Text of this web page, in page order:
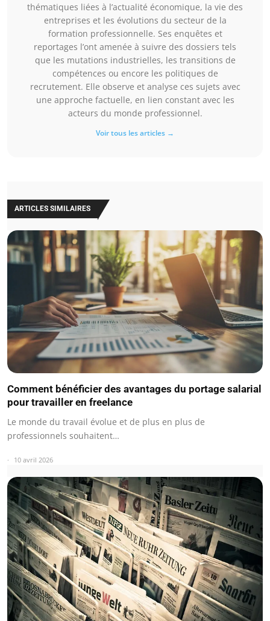
thématiques liées à l’actualité économique, la vie des
entreprises et les évolutions du secteur de la
formation professionnelle. Ses enquêtes et
reportages l’ont amenée à suivre des dossiers tels
que les mutations industrielles, les transitions de
compétences ou encore les politiques de
recrutement. Elle observe et analyse ces sujets avec
une approche factuelle, en lien constant avec les
acteurs du monde professionnel.
Voir tous les articles →
ARTICLES SIMILAIRES
Comment bénéficier des avantages du portage salarial
pour travailler en freelance
Le monde du travail évolue et de plus en plus de
professionnels souhaitent…
10 avril 2026